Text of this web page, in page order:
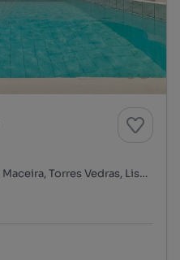
2560-049, A dos Cunhados e Maceira, Torres Vedras, Lisboa